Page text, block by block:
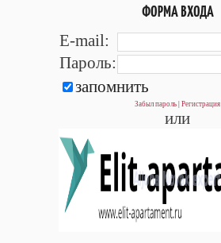
ФОРМА ВХОДА
E-mail:
Пароль:
запомнить
Забыл пароль Регистрация
или